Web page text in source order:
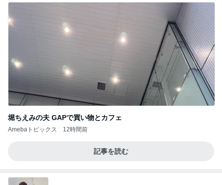
堀ちえみの夫 GAPで買い物とカフェ
Amebaトピックス 12時間前
記事を読む